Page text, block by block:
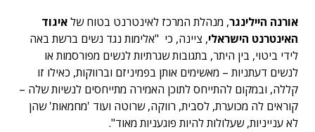
אורנה היילינגר, מנהלת המרכז לאינטרנט בטוח שלאיגוד
האינטרנט הישראלי, ציינה, כי "אלימות נגד נשים ברשת באה
לידי ביטוי, בין היתר, בתגובות שגרתיות לנשים מפורסמות או
לנשים דעתניות – מאשימים אותן בפמיניזם וברווקות, כאילו זו
קללה, ובמקום להתייחס לתוכן האמירה מתייחסים לנשיות שלה –
קוראים לה מכוערת, לסבית, רווקה, שרוטה ועוד 'מחמאות' שהן
לא ענייניות, שעלולות להיות פוגעניות מאוד".